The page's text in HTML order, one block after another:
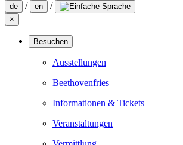
de / en /
×
Besuchen
Ausstellungen
Beethovenfries
Informationen & Tickets
Veranstaltungen